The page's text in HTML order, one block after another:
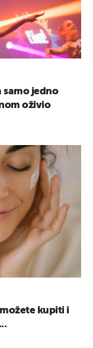
samo jedno
oživio
kupiti i